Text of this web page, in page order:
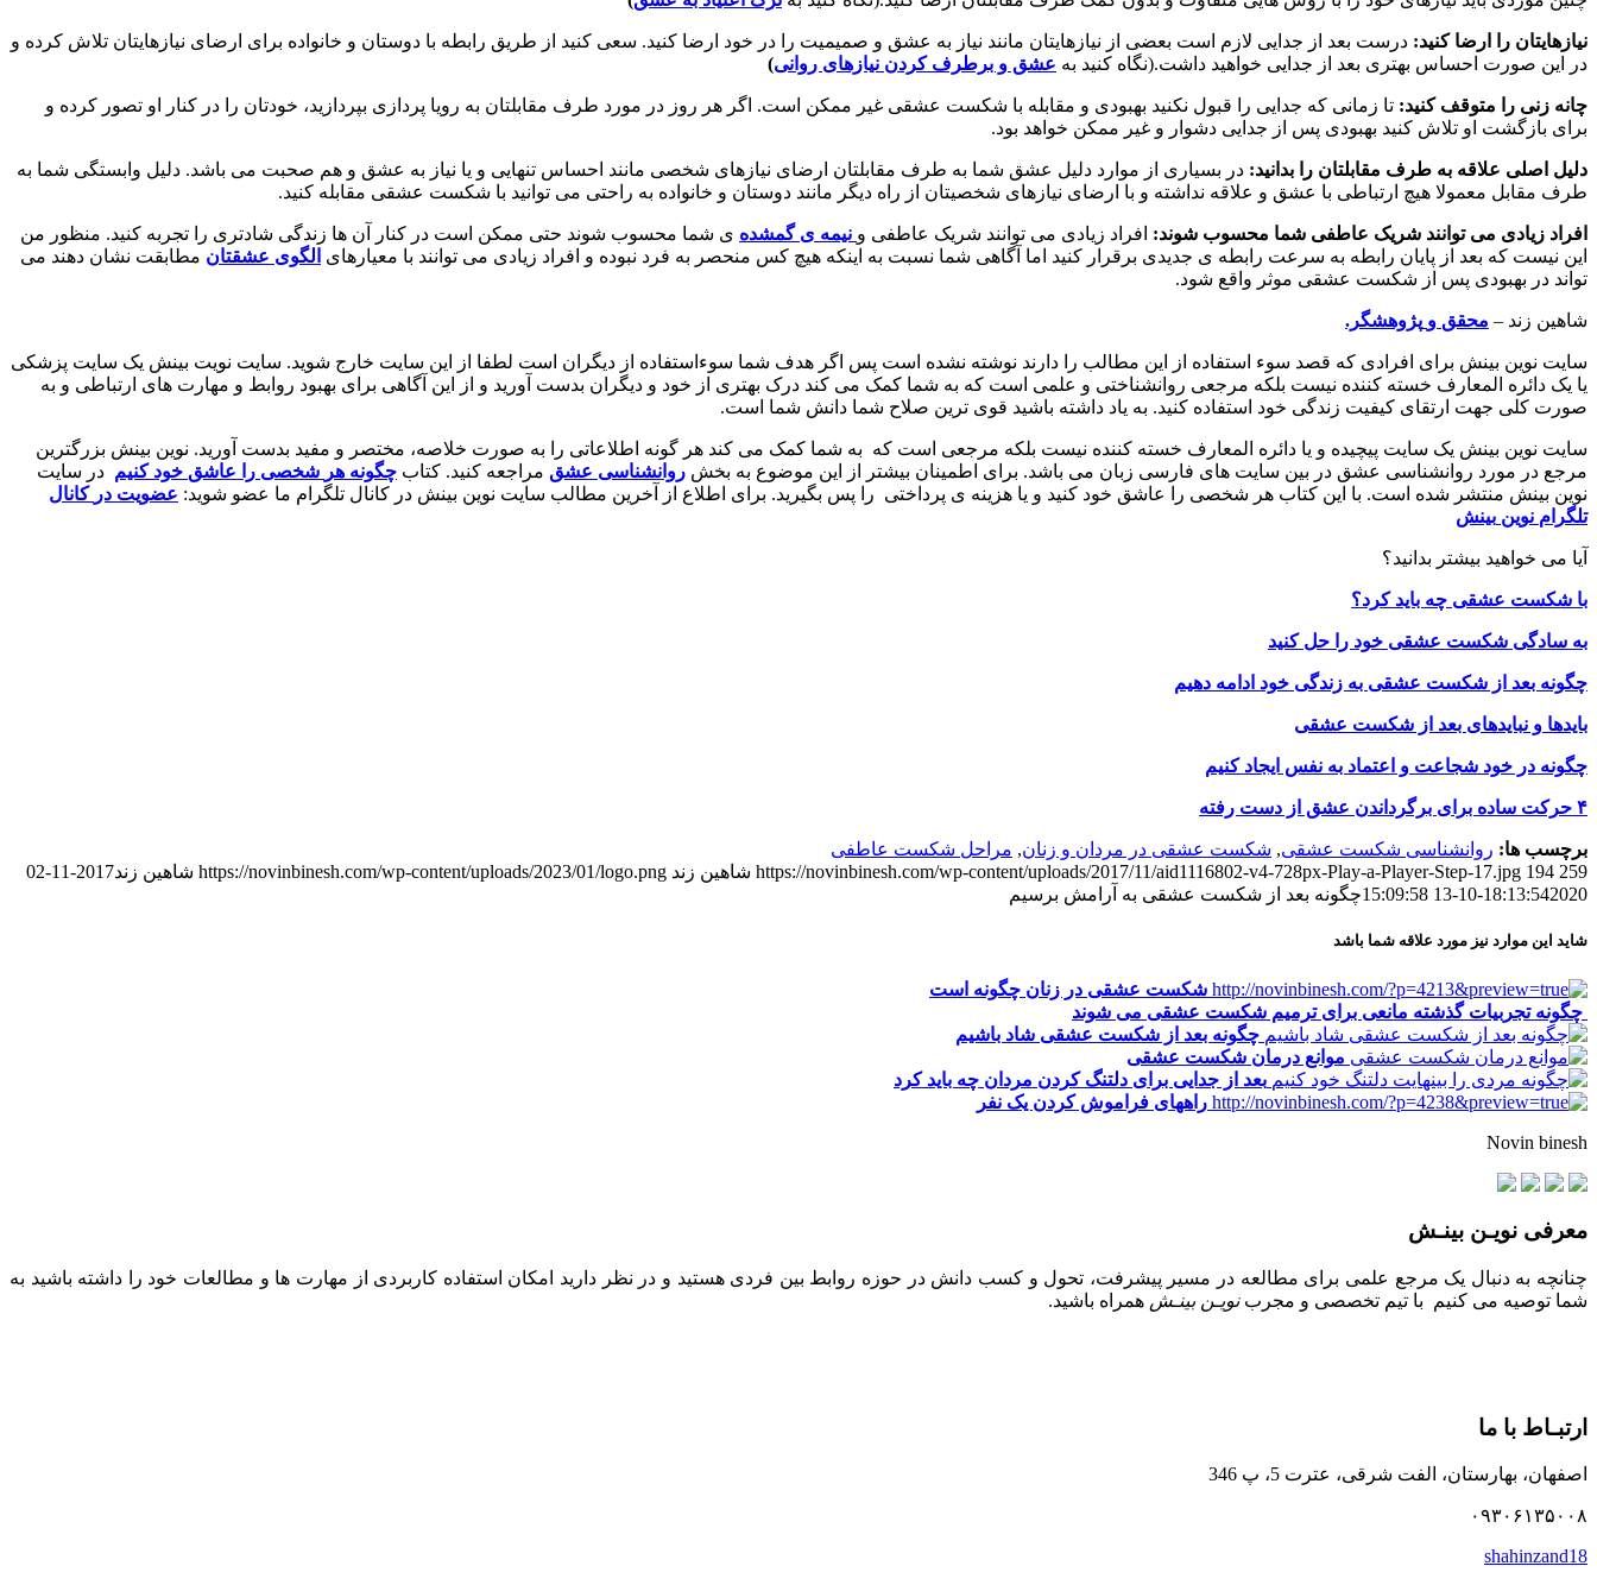
نیازهایتان را ارضا کنید: درست بعد از جدایی لازم است بعضی از نیازهایتان مانند نیاز به عشق و صمیمیت را در خود ارضا کنید. سعی کنید از طریق رابطه با دوستان و خانواده برای ارضای نیازهایتان تلاش کرده و
در این صورت احساس بهتری بعد از جدایی خواهید داشت.(نگاه کنید به عشق و برطرف کردن نیازهای روانی)
چانه زنی را متوقف کنید: تا زمانی که جدایی را قبول نکنید بهبودی و مقابله با شکست عشقی غیر ممکن است. اگر هر روز در مورد طرف مقابلتان به رویا پردازی بپردازید، خودتان را در کنار او تصور کرده و
برای بازگشت او تلاش کنید بهبودی پس از جدایی دشوار و غیر ممکن خواهد بود.
دلیل اصلی علاقه به طرف مقابلتان را بدانید: در بسیاری از موارد دلیل عشق شما به طرف مقابلتان ارضای نیازهای شخصی مانند احساس تنهایی و یا نیاز به عشق و هم صحبت می باشد. دلیل وابستگی شما به
طرف مقابل معمولا هیچ ارتباطی با عشق و علاقه نداشته و با ارضای نیازهای شخصیتان از راه دیگر مانند دوستان و خانواده به راحتی می توانید با شکست عشقی مقابله کنید.
افراد زیادی می توانند شریک عاطفی شما محسوب شوند: افراد زیادی می توانند شریک عاطفی و نیمه ی گمشده ی شما محسوب شوند حتی ممکن است در کنار آن ها زندگی شادتری را تجربه کنید. منظور من
این نیست که بعد از پایان رابطه به سرعت رابطه ی جدیدی برقرار کنید اما آگاهی شما نسبت به اینکه هیچ کس منحصر به فرد نبوده و افراد زیادی می توانند با معیارهای الگوی عشقتان مطابقت نشان دهند می
تواند در بهبودی پس از شکست عشقی موثر واقع شود.
شاهین زند – محقق و پژوهشگر.
سایت نوین بینش برای افرادی که قصد سوء استفاده از این مطالب را دارند نوشته نشده است پس اگر هدف شما سوءاستفاده از دیگران است لطفا از این سایت خارج شوید. سایت نویت بینش یک سایت پزشکی
یا یک دائره المعارف خسته کننده نیست بلکه مرجعی روانشناختی و علمی است که به شما کمک می کند درک بهتری از خود و دیگران بدست آورید و از این آگاهی برای بهبود روابط و مهارت های ارتباطی و به
صورت کلی جهت ارتقای کیفیت زندگی خود استفاده کنید. به یاد داشته باشید قوی ترین صلاح شما دانش شما است.
سایت نوین بینش یک سایت پیچیده و یا دائره المعارف خسته کننده نیست بلکه مرجعی است که به شما کمک می کند هر گونه اطلاعاتی را به صورت خلاصه، مختصر و مفید بدست آورید. نوین بینش بزرگترین
مرجع در مورد روانشناسی عشق در بین سایت های فارسی زبان می باشد. برای اطمینان بیشتر از این موضوع به بخش روانشناسی عشق مراجعه کنید. کتاب چگونه هر شخصی را عاشق خود کنیم در سایت
نوین بینش منتشر شده است. با این کتاب هر شخصی را عاشق خود کنید و یا هزینه ی پرداختی را پس بگیرید. برای اطلاع از آخرین مطالب سایت نوین بینش در کانال تلگرام ما عضو شوید: عضویت در کانال
تلگرام نوین بینش
آیا می خواهید بیشتر بدانید؟
با شکست عشقی چه باید کرد؟
به سادگی شکست عشقی خود را حل کنید
چگونه بعد از شکست عشقی به زندگی خود ادامه دهیم
بایدها و نبایدهای بعد از شکست عشقی
چگونه در خود شجاعت و اعتماد به نفس ایجاد کنیم
۴ حرکت ساده برای برگرداندن عشق از دست رفته
برچسب ها: روانشناسی شکست عشقی, شکست عشقی در مردان و زنان, مراحل شکست عاطفی
https://novinbinesh.com/wp-content/uploads/2017/11/aid1116802-v4-728px-Play-a-Player-Step-17.jpg 194 259 شاهین زند https://novinbinesh.com/wp-content/uploads/2023/01/logo.png شاهین زند
2017-11-02
18:13:542020-10-13 15:09:58 چگونه بعد از شکست عشقی به آرامش برسیم
شاید این موارد نیز مورد علاقه شما باشد
شکست عشقی در زنان چگونه است
چگونه تجربیات گذشته مانعی برای ترمیم شکست عشقی می شوند
چگونه بعد از شکست عشقی شاد باشیم
موانع درمان شکست عشقی
بعد از جدایی برای دلتنگ کردن مردان چه باید کرد
راههای فراموش کردن یک نفر
Novin binesh
معرفی نویـن بینـش
چنانچه به دنبال یک مرجع علمی برای مطالعه در مسیر پیشرفت، تحول و کسب دانش در حوزه روابط بین فردی هستید و در نظر دارید امکان استفاده کاربردی از مهارت ها و مطالعات خود را داشته باشید به
شما توصیه می کنیم با تیم تخصصی و مجربنویـن بینـش همراه باشید.
ارتبـاط با ما
اصفهان، بهارستان، الفت شرقی، عترت 5، پ 346
۰۹۳۰۶۱۳۵۰۰۸
shahinzand18